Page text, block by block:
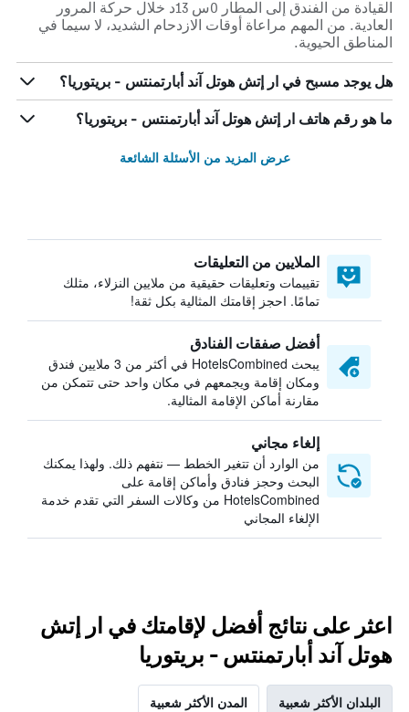
القيادة من الفندق إلى المطار 0س 13د خلال حركة المرور
العادية. من المهم مراعاة أوقات الازدحام الشديد، لا سيما في
المناطق الحيوية.
هل يوجد مسبح في ار إتش هوتل آند أبارتمنتس - بريتوريا؟
ما هو رقم هاتف ار إتش هوتل آند أبارتمنتس - بريتوريا؟
عرض المزيد من الأسئلة الشائعة
الملايين من التعليقات
تقييمات وتعليقات حقيقية من ملايين النزلاء، مثلك
تمامًا. احجز إقامتك المثالية بكل ثقة!
أفضل صفقات الفنادق
يبحث HotelsCombined في أكثر من 3 ملايين فندق
ومكان إقامة ويجمعهم في مكان واحد حتى تتمكن من
مقارنة أماكن الإقامة المثالية.
إلغاء مجاني
من الوارد أن تتغير الخطط — نتفهم ذلك. ولهذا يمكنك
البحث وحجز فنادق وأماكن إقامة على
HotelsCombined من وكالات السفر التي تقدم خدمة
الإلغاء المجاني
اعثر على نتائج أفضل لإقامتك في ار إتش
هوتل آند أبارتمنتس - بريتوريا
البلدان الأكثر شعبية المدن الأكثر شعبية